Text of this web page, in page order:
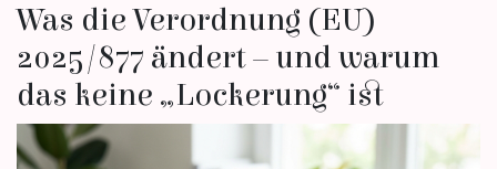
Was die Verordnung (EU)
2025/877 ändert – und warum
das keine „Lockerung“ ist